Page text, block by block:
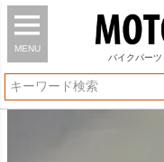
MENU
バイク パーツ